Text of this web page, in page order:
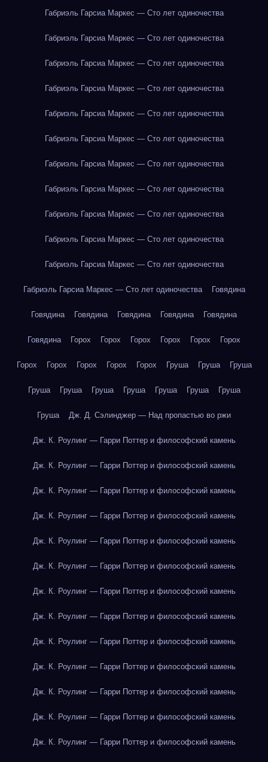
Габриэль Гарсиа Маркес — Сто лет одиночества
Габриэль Гарсиа Маркес — Сто лет одиночества
Габриэль Гарсиа Маркес — Сто лет одиночества
Габриэль Гарсиа Маркес — Сто лет одиночества
Габриэль Гарсиа Маркес — Сто лет одиночества
Габриэль Гарсиа Маркес — Сто лет одиночества
Габриэль Гарсиа Маркес — Сто лет одиночества
Габриэль Гарсиа Маркес — Сто лет одиночества
Габриэль Гарсиа Маркес — Сто лет одиночества
Габриэль Гарсиа Маркес — Сто лет одиночества
Габриэль Гарсиа Маркес — Сто лет одиночества
Габриэль Гарсиа Маркес — Сто лет одиночества Говядина
Говядина Говядина Говядина Говядина Говядина
Говядина Горох Горох Горох Горох Горох Горох
Горох Горох Горох Горох Горох Груша Груша Груша
Груша Груша Груша Груша Груша Груша Груша
Груша Дж. Д. Сэлинджер — Над пропастью во ржи
Дж. К. Роулинг — Гарри Поттер и философский камень
Дж. К. Роулинг — Гарри Поттер и философский камень
Дж. К. Роулинг — Гарри Поттер и философский камень
Дж. К. Роулинг — Гарри Поттер и философский камень
Дж. К. Роулинг — Гарри Поттер и философский камень
Дж. К. Роулинг — Гарри Поттер и философский камень
Дж. К. Роулинг — Гарри Поттер и философский камень
Дж. К. Роулинг — Гарри Поттер и философский камень
Дж. К. Роулинг — Гарри Поттер и философский камень
Дж. К. Роулинг — Гарри Поттер и философский камень
Дж. К. Роулинг — Гарри Поттер и философский камень
Дж. К. Роулинг — Гарри Поттер и философский камень
Дж. К. Роулинг — Гарри Поттер и философский камень